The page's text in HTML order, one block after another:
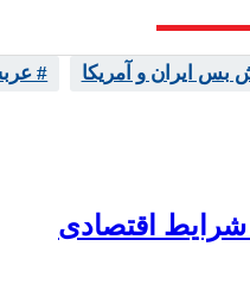
بس ایران و آمریکا #
اقتصادی